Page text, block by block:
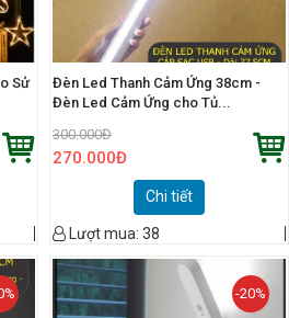
Sử
Đèn Led Thanh Cảm Ứng 38cm -
Đèn Led Cảm Ứng cho Tủ...
300.000Đ
270.000Đ
Chi tiết
Lượt mua: 38
-20%